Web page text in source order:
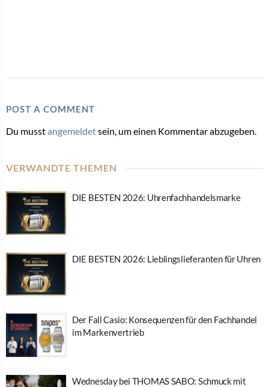
POST A COMMENT
Du musstangemeldetsein, um einen Kommentar abzugeben.
VERWANDTE THEMEN
DIE BESTEN 2026: Uhrenfachhandelsmarke
DIE BESTEN 2026: Lieblingslieferanten für Uhren
Der Fall Casio: Konsequenzen für den Fachhandel
im Markenvertrieb
Wednesday bei THOMAS SABO: Schmuck mit